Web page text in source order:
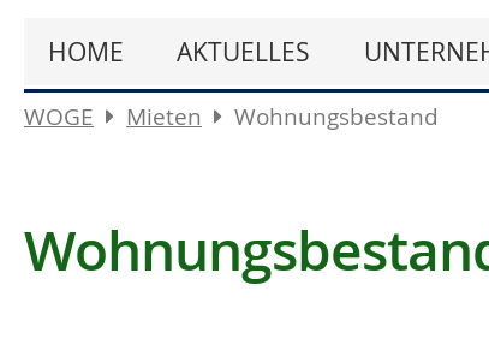
HOME AKTUELLES
WOGE Mieten Wohnungsbestand